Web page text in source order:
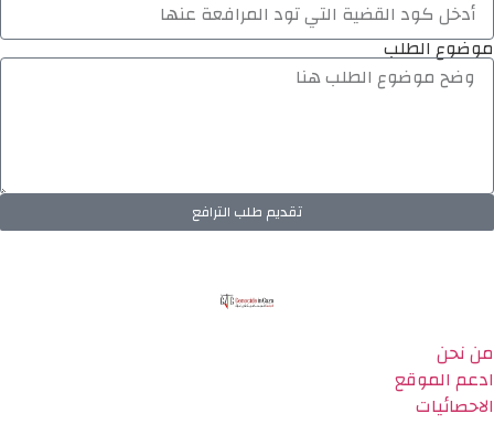
موضوع الطلب
تقديم طلب الترافع
من نحن
ادعم الموقع
الاحصائيات